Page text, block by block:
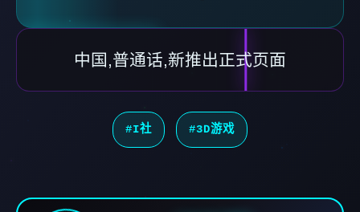
中国,普通话,新推出正式页面
#I社 #3D游戏